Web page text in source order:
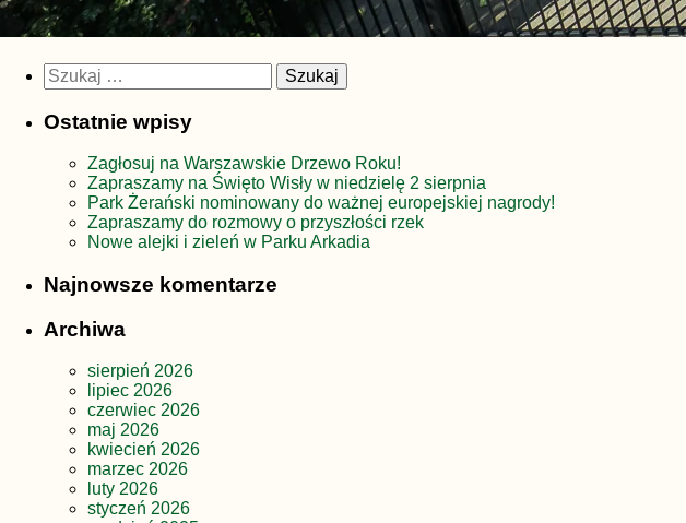
Szukaj:
Ostatnie wpisy
Zagłosuj na Warszawskie Drzewo Roku!
Zapraszamy na Święto Wisły w niedzielę 2 sierpnia
Park Żerański nominowany do ważnej europejskiej nagrody!
Zapraszamy do rozmowy o przyszłości rzek
Nowe alejki i zieleń w Parku Arkadia
Najnowsze komentarze
Archiwa
sierpień 2026
lipiec 2026
czerwiec 2026
maj 2026
kwiecień 2026
marzec 2026
luty 2026
styczeń 2026